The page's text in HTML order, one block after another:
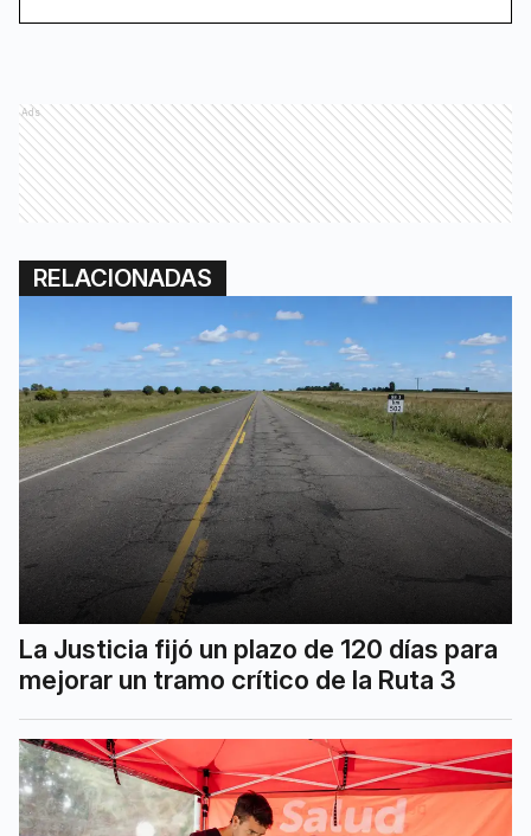
Ads
RELACIONADAS
La Justicia fijó un plazo de 120 días para
mejorar un tramo crítico de la Ruta 3